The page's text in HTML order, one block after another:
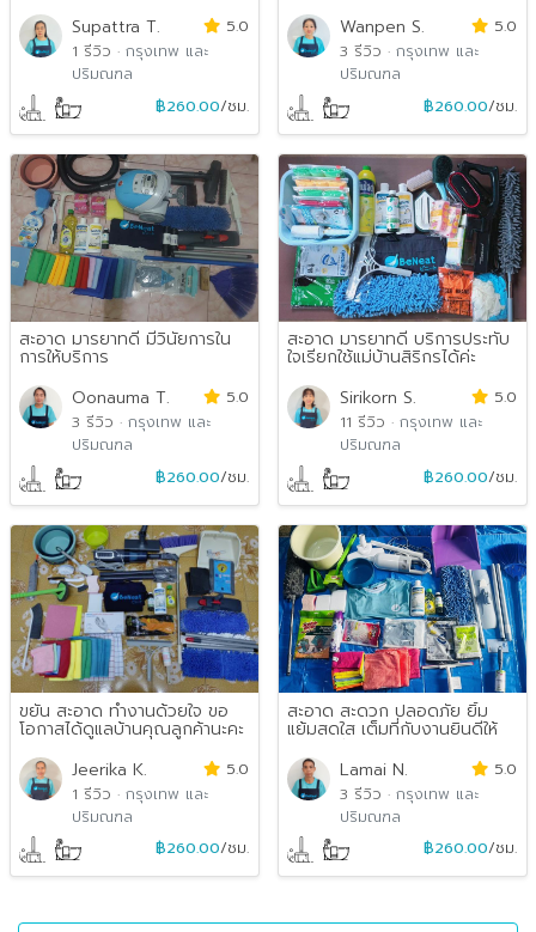
Supattra T.
5.0
1 รีวิว · กรุงเทพ และ
ปริมณฑล
฿260.00/ชม.
Wanpen S.
5.0
3 รีวิว · กรุงเทพ และ
ปริมณฑล
฿260.00/ชม.
สะอาด มารยาทดี มีวินัยการใน
การให้บริการ
Oonauma T.
5.0
3 รีวิว · กรุงเทพ และ
ปริมณฑล
฿260.00/ชม.
สะอาด มารยาทดี บริการประทับ
ใจเรียกใช้แม่บ้านสิริกรได้ค่ะ
Sirikorn S.
5.0
11 รีวิว · กรุงเทพ และ
ปริมณฑล
฿260.00/ชม.
ขยัน สะอาด ทำงานด้วยใจ ขอ
โอกาสได้ดูแลบ้านคุณลูกค้านะคะ
Jeerika K.
5.0
1 รีวิว · กรุงเทพ และ
ปริมณฑล
฿260.00/ชม.
สะอาด สะดวก ปลอดภัย ยิ้ม
แย้มสดใส เต็มที่กับงานยินดีให้
บริการค่ะ
Lamai N.
5.0
3 รีวิว · กรุงเทพ และ
ปริมณฑล
฿260.00/ชม.